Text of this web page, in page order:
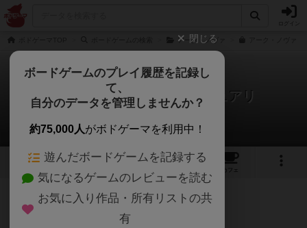
アーク・ノヴァ
アーク・ノヴァ：サンクチュアリ
白州さんのレビュー
1 4
カフェ
441名 1名 0 3ヶ月前
レーティングが非公開に設定されたユーザー
閉じる
ボードゲームのプレイ履歴を記録し
て、
自分のデータを管理しませんか？
約75,000人がボドゲーマを利用中！
遊んだボードゲームを記録する
気になるゲームのレビューを読む
お気に入り作品・所有リストの共
有